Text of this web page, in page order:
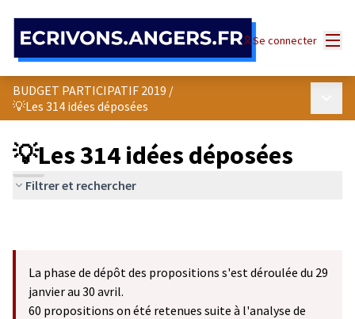
Se connecter
BUDGET PARTICIPATIF 2019 /
💡Les 314 idées déposées
💡Les 314 idées déposées
Filtrer et rechercher
La phase de dépôt des propositions s'est déroulée du 29
janvier au 30 avril.
60 propositions on été retenues suite à l'analyse de